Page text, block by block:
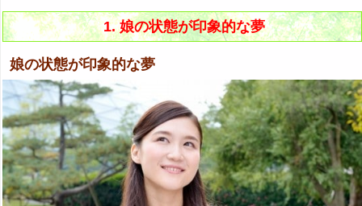
1. 娘の状態が印象的な夢
娘の状態が印象的な夢